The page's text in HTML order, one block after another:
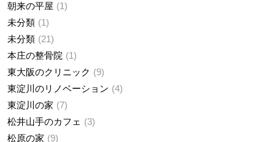
朝来の平屋
1
未分類
1
未分類 21
本庄の整骨院
1
東大阪のクリニック
9
東淀川のリノベーション
4
東淀川の家
7
松井山手のカフェ
3
松原の家
9